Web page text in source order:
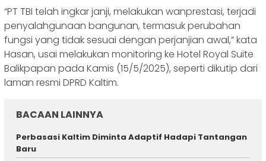
“PT TBI telah ingkar janji, melakukan wanprestasi, terjadi
penyalahgunaan bangunan, termasuk perubahan
fungsi yang tidak sesuai dengan perjanjian awal,” kata
Hasan, usai melakukan monitoring ke Hotel Royal Suite
Balikpapan pada Kamis (15/5/2025), seperti dikutip dari
laman resmi DPRD Kaltim.
BACAAN LAINNYA
Perbasasi Kaltim Diminta Adaptif Hadapi Tantangan
Baru